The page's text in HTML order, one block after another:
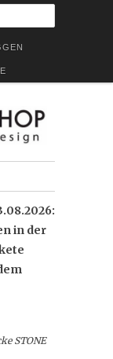
in der
STONE